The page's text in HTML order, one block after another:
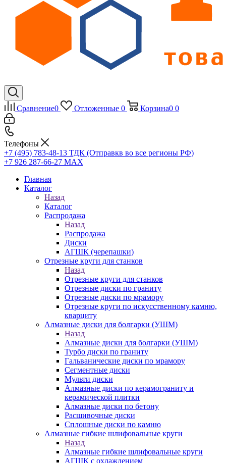
Сравнение0 Отложенные 0 Корзина0 0
Телефоны
+7 (495) 783-48-13 ТДК (Отправкв во все регионы РФ)
+7 926 287-66-27 МАХ
Главная
Каталог
Назад
Каталог
Распродажа
Назад
Распродажа
Диски
АГШК (черепашки)
Отрезные круги для станков
Назад
Отрезные круги для станков
Отрезные диски по граниту
Отрезные диски по мрамору
Отрезные круги по искусственному камню,
кварциту
Алмазные диски для болгарки (УШМ)
Назад
Алмазные диски для болгарки (УШМ)
Турбо диски по граниту
Гальванические диски по мрамору
Сегментные диски
Мульти диски
Алмазные диски по керамограниту и
керамической плитки
Алмазные диски по бетону
Расшивочные диски
Сплошные диски по камню
Алмазные гибкие шлифовальные круги
Назад
Алмазные гибкие шлифовальные круги
АГШК с охлаждением